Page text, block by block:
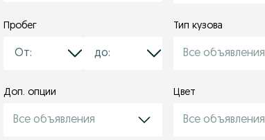
Пробег Тип кузова
Все объявления
Доп. опции
Все объявления
Цвет
Все объявления